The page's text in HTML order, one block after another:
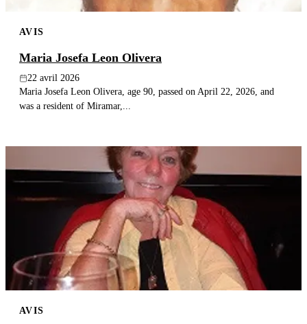
AVIS
Maria Josefa Leon Olivera
22 avril 2026
Maria Josefa Leon Olivera, age 90, passed on April 22, 2026, and
was a resident of Miramar,...
AVIS